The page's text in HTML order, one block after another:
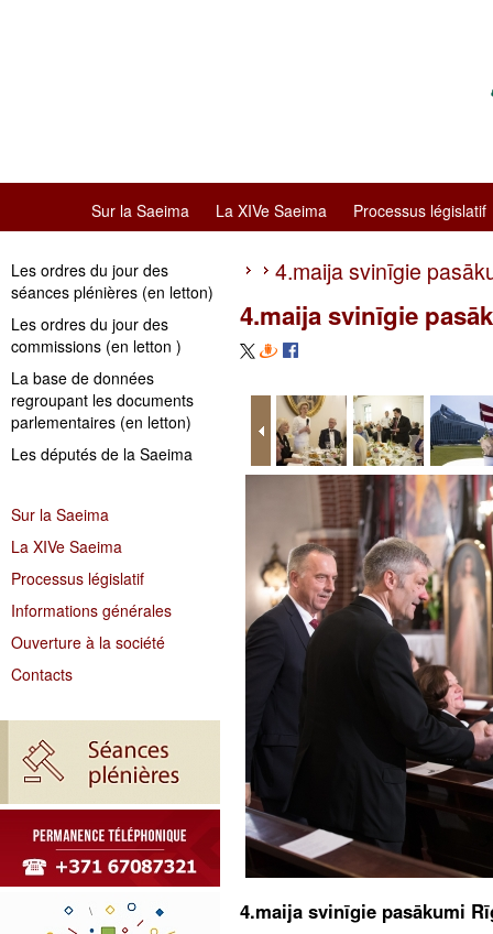
Sur la Saeima La XIVe Saeima Processus législatif
Les ordres du jour des
séances plénières (en letton)
Les ordres du jour des
commissions (en letton )
La base de données
regroupant les documents
parlementaires (en letton)
Les députés de la Saeima
Sur la Saeima
La XIVe Saeima
Processus législatif
Informations générales
Ouverture à la société
Contacts
4.maija svinīgie
4.maija svinīgie
4.maija svinīgie pasākumi